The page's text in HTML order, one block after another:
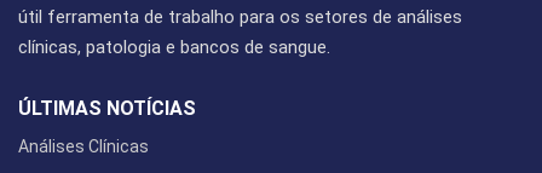
útil ferramenta de trabalho para os setores de análises
clínicas, patologia e bancos de sangue.
ÚLTIMAS NOTÍCIAS
Análises Clínicas